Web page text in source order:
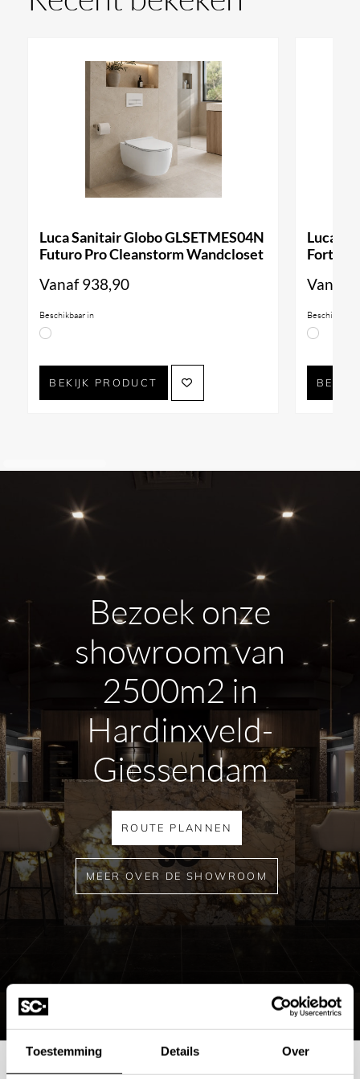
Toestemming Details Over
Luca Sanitair Globo GLSETMES04N
Futuro Pro Cleanstorm Wandcloset
Vanaf938,90
Beschikbaar in
BEKIJK PRODUCT
Luca
Forty3
Vanaf
Beschikbaar
Bezoek onze
showroom van
2500m2 in
Hardinxveld-
Giessendam
ROUTE PLANNEN
MEER OVER DE SHOWROOM